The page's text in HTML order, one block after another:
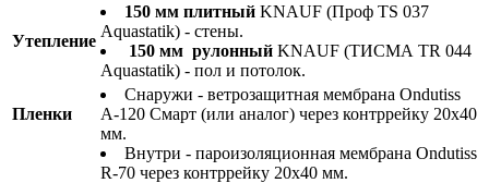
Утепление
150 мм плитный KNAUF (Проф TS 037
Aquastatik) - стены.
150 мм рулонный KNAUF (ТИСМА TR 044
Aquastatik) - пол и потолок.
Пленки
Снаружи - ветрозащитная мембрана Ondutiss
A-120 Смарт (или аналог) через контррейку 20х40
мм.
Внутри - пароизоляционная мембрана Ondutiss
R-70 через контррейку 20х40 мм.